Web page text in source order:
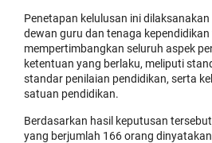
Penetapan kelulusan ini
dewan guru dan tenaga kependidikan
mempertimbangkan seluruh aspek
ketentuan yang berlaku, meliputi
standar penilaian pendidikan, serta
satuan pendidikan.
Berdasarkan hasil keputusan
yang berjumlah 166 orang